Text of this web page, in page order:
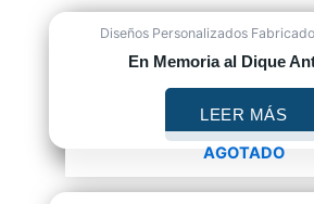
Diseños Personalizados
En Memoria al Dique
LEER MÁS
AGOTADO